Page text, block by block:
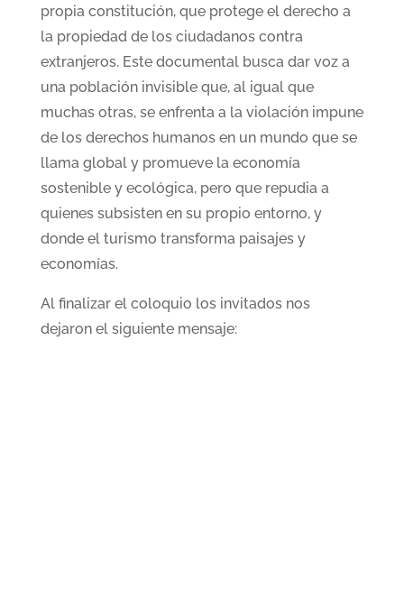
propia constitución, que protege el derecho a
la propiedad de los ciudadanos contra
extranjeros. Este documental busca dar voz a
una población invisible que, al igual que
muchas otras, se enfrenta a la violación impune
de los derechos humanos en un mundo que se
llama global y promueve la economía
sostenible y ecológica, pero que repudia a
quienes subsisten en su propio entorno, y
donde el turismo transforma paisajes y
economías.
Al finalizar el coloquio los invitados nos
dejaron el siguiente mensaje: